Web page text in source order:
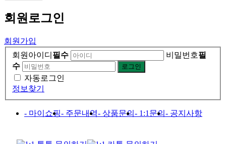
회원 로그인
회원가입
회원아이디 필수 비밀번호필
수
자동로그인
정보찾기
- 마이쇼핑- 주문내역- 상품문의 - 1:1문의 - 공지사항